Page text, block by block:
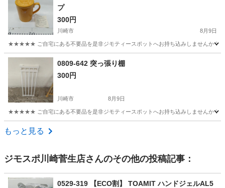
プ
300円
川崎市 8月9日
★★★★★ ご自宅にある不要品を是非ジモティースポットへお持ち込みしませんか？
神奈川 川崎市 マグカップ
0809-642 突っ張り棚
300円
川崎市 8月9日
★★★★★ ご自宅にある不要品を是非ジモティースポットへお持ち込みしませんか？
神奈川 川崎市
もっと見る
ジモスポ川崎菅生店さんのその他の投稿記事：
0529-319 【ECO割】 TOAMIT ハンドジェルAL5